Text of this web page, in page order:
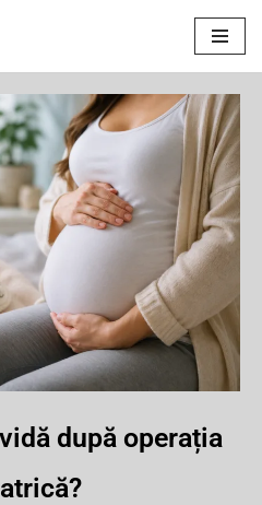
după operația